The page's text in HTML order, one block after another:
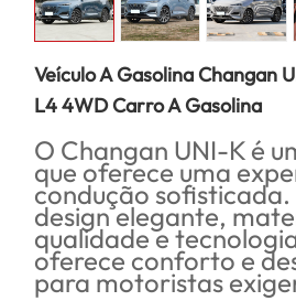
Veículo A Gasolina Changan
L4 4WD Carro A Gasolina
O Changan UNI-K é
que oferece uma
condução sofisticada.
design elegante,
qualidade e
oferece conforto e
para motoristas